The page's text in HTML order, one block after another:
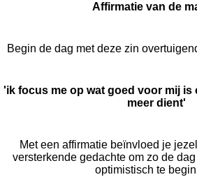
Affirmatie van de
Begin de dag met deze zin
'ik focus me op wat goed voor mij is
meer dient'
Met een affirmatie beïnvloed je
versterkende gedachte om zo de
optimistisch te